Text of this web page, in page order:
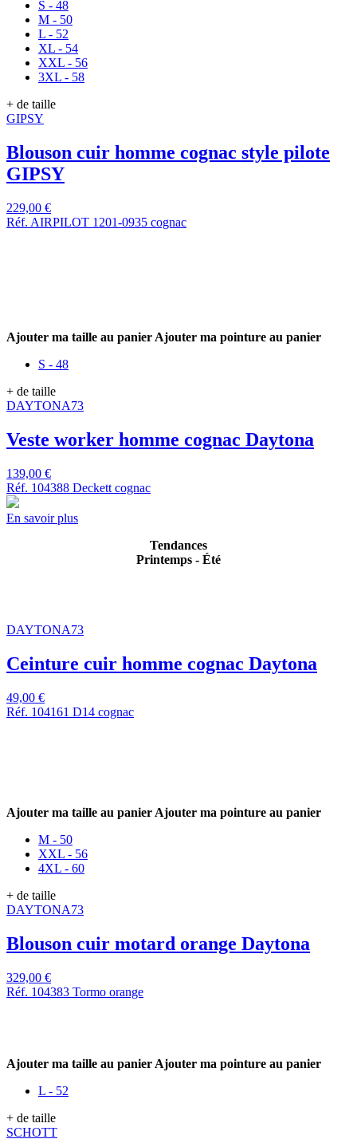
S - 48
M - 50
L - 52
XL - 54
XXL - 56
3XL - 58
+ de taille
GIPSY
Blouson cuir homme cognac style pilote
GIPSY
229,00 €
Réf. AIRPILOT 1201-0935 cognac
Ajouter ma taille au panier Ajouter ma pointure au panier
S - 48
+ de taille
DAYTONA73
Veste worker homme cognac Daytona
139,00 €
Réf. 104388 Deckett cognac
En savoir plus
Tendances
Printemps - Été
DAYTONA73
Ceinture cuir homme cognac Daytona
49,00 €
Réf. 104161 D14 cognac
Ajouter ma taille au panier Ajouter ma pointure au panier
M - 50
XXL - 56
4XL - 60
+ de taille
DAYTONA73
Blouson cuir motard orange Daytona
329,00 €
Réf. 104383 Tormo orange
Ajouter ma taille au panier Ajouter ma pointure au panier
L - 52
+ de taille
SCHOTT